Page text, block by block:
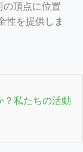
の頂点に位置
性を提供しま
？私たちの活動